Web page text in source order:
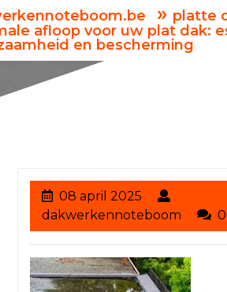
» platte
afloop voor uw plat dak:
en bescherming
08 april 2025 08
april
2025
dakwerkennoteboom